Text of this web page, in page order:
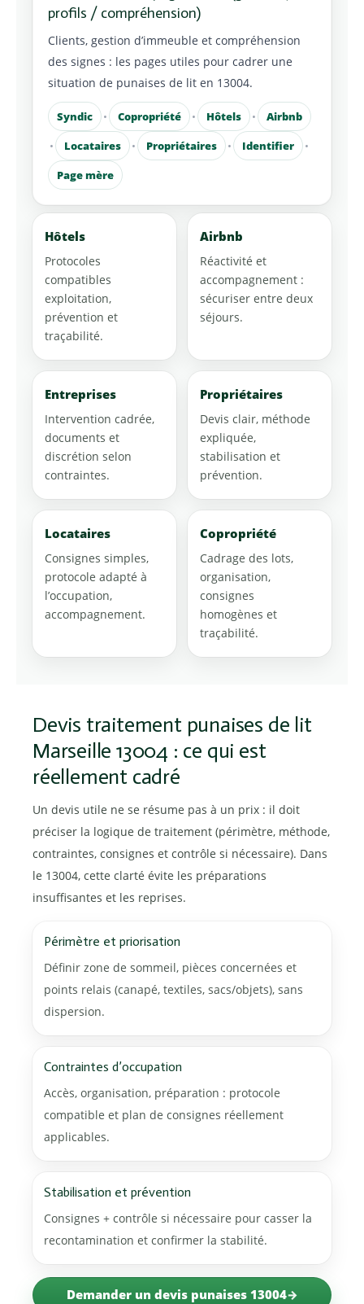
profils / compréhension)
Clients, gestion d’immeuble et compréhension
des signes : les pages utiles pour cadrer une
situation de punaises de lit en 13004.
Syndic • Copropriété • Hôtels •
Airbnb
•
Locataires • Propriétaires • Identifier
•
Page mère
Hôtels
Protocoles
compatibles
exploitation,
prévention et
traçabilité.
Airbnb
Réactivité et
accompagnement :
sécuriser entre deux
séjours.
Entreprises
Intervention cadrée,
documents et
discrétion selon
contraintes.
Propriétaires
Devis clair, méthode
expliquée,
stabilisation et
prévention.
Locataires
Consignes simples,
protocole adapté à
l’occupation,
accompagnement.
Copropriété
Cadrage des lots,
organisation,
consignes
homogènes et
traçabilité.
Devis traitement punaises de lit
Marseille 13004 : ce qui est
réellement cadré
Un devis utile ne se résume pas à un prix : il doit
préciser la logique de traitement (périmètre, méthode,
contraintes, consignes et contrôle si nécessaire). Dans
le 13004, cette clarté évite les préparations
insuffisantes et les reprises.
Périmètre et priorisation
Définir zone de sommeil, pièces concernées et
points relais (canapé, textiles, sacs/objets), sans
dispersion.
Contraintes d’occupation
Accès, organisation, préparation : protocole
compatible et plan de consignes réellement
applicables.
Stabilisation et prévention
Consignes + contrôle si nécessaire pour casser la
recontamination et confirmer la stabilité.
Demander un devis punaises 13004